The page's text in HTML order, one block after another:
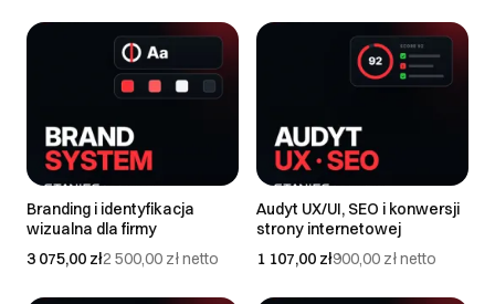
Branding i identyfikacja
wizualna dla firmy
3 075,00 zł2 500,00 złnetto
Audyt UX/UI, SEO i konwersji
strony internetowej
1 107,00 zł900,00 złnetto